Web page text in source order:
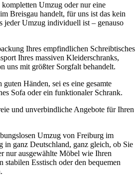
Umzug oder nur eine
Breisgau handelt, für uns ist das kein
jeder Umzug individuell ist – genauso
Ihres empfindlichen Schreibtisches
Ihres massiven Kleiderschranks,
uns mit größter Sorgfalt behandelt.
Händen, sei es eine gesamte
Sofa oder ein funktionaler Schrank.
und unverbindliche Angebote für Ihren
Umzug von Freiburg im
in ganz Deutschland, ganz gleich, ob Sie
nur ausgewählte Möbel wie Ihren
stabilen Esstisch oder den bequemen